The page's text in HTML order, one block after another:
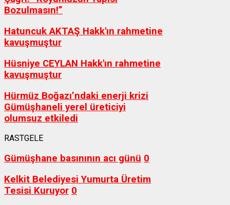
Bozulmasın!”
Hatuncuk AKTAŞ Hakk'ın rahmetine
kavuşmuştur
Hüsniye CEYLAN Hakk'ın rahmetine
kavuşmuştur
Hürmüz Boğazı’ndaki enerji krizi
Gümüşhaneli yerel üreticiyi
olumsuz etkiledi
RASTGELE
Gümüşhane basınının acı günü 0
Kelkit Belediyesi Yumurta Üretim
Tesisi Kuruyor 0